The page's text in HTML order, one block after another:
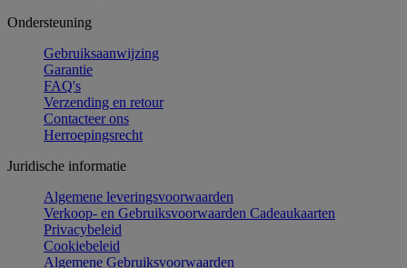
Ondersteuning
Gebruiksaanwijzing
Garantie
FAQ's
Verzending en retour
Contacteer ons
Herroepingsrecht
Juridische informatie
Algemene leveringsvoorwaarden
Verkoop- en Gebruiksvoorwaarden Cadeaukaarten
Privacybeleid
Cookiebeleid
Algemene Gebruiksvoorwaarden